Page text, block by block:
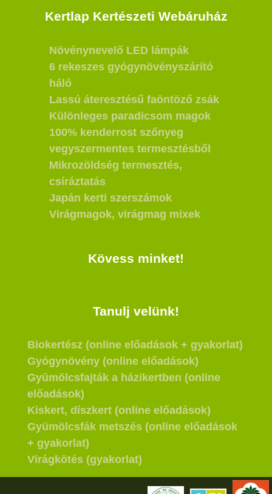
Kertlap Kertészeti Webáruház
Növénynevelő LED lámpák
6 rekeszes gyógynövényszárító
háló
Lassú áteresztésű faöntöző zsák
Különleges paradicsom magok
100% kenderrost szőnyeg
vegyszermentes termesztésből
Mikrozöldség termesztés,
csíráztatás
Japán kerti szerszámok
Virágmagok, virágmag mixek
Kövess minket!
Tanulj velünk!
Biokertész (online előadások + gyakorlat)
Gyógynövény (online előadások)
Gyümölcsfajták a házikertben (online
előadások)
Kiskert, díszkert (online előadások)
Gyümölcsfák metszés (online előadások
+ gyakorlat)
Virágkötés (gyakorlat)